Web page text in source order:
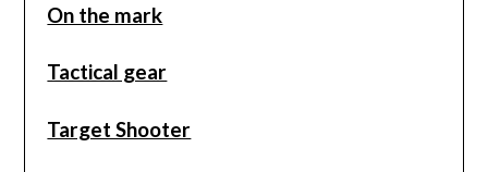
On the mark
Tactical gear
Target Shooter